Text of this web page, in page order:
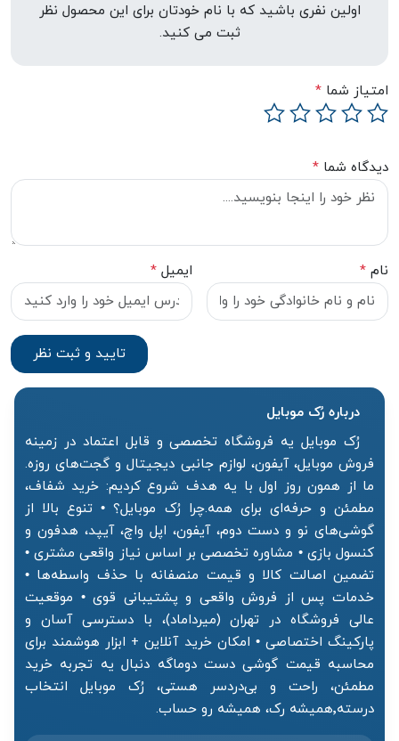
اولین نفری باشید که با نام خودتان برای این محصول نظر
ثبت می کنید.
امتیاز شما *
دیدگاه شما *
نام * ایمیل *
درباره رُک‌ موبایل
رُک موبایل یه فروشگاه تخصصی و قابل اعتماد در زمینه
فروش موبایل، آیفون، لوازم جانبی دیجیتال و گجت‌های روزه.
ما از همون روز اول با یه هدف شروع کردیم: خرید شفاف،
مطمئن و حرفه‌ای برای همه.چرا رُک موبایل؟ • تنوع بالا از
گوشی‌های نو و دست دوم، آیفون، اپل واچ، آیپد، هدفون و
کنسول بازی • مشاوره تخصصی بر اساس نیاز واقعی مشتری •
تضمین اصالت کالا و قیمت منصفانه با حذف واسطه‌ها •
خدمات پس از فروش واقعی و پشتیبانی قوی • موقعیت
عالی فروشگاه در تهران (میرداماد)، با دسترسی آسان و
پارکینگ اختصاصی • امکان خرید آنلاین + ابزار هوشمند برای
محاسبه قیمت گوشی دست دوماگه دنبال یه تجربه خرید
مطمئن، راحت و بی‌دردسر هستی، رُک موبایل انتخاب
درسته٬همیشه رک، همیشه رو حساب.